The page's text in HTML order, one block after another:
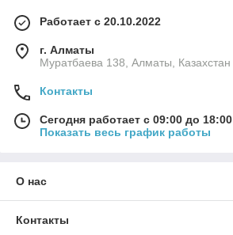
Работает с 20.10.2022
г. Алматы
Муратбаева 138, Алматы, Казахстан
Контакты
Сегодня работает с 09:00 до 18:00
Показать весь график работы
О нас
Контакты